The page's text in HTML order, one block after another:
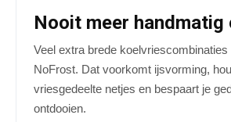
Nooit meer handmatig
Veel extra brede
NoFrost. Dat voorkomt ijsvorming,
vriesgedeelte netjes en bespaart je
ontdooien.